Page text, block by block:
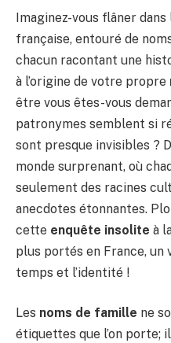
Imaginez-vous flâner
française, entouré de
chacun racontant une
à l’origine de votre propre
être vous êtes-vous
patronymes semblent si
sont presque invisibles ?
monde surprenant, où
seulement des racines
anecdotes étonnantes.
cette enquête insolite à
plus portés en France, un
temps et l’identité !
Les noms de famille ne
étiquettes que l’on porte;